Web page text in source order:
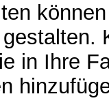
in Ihre